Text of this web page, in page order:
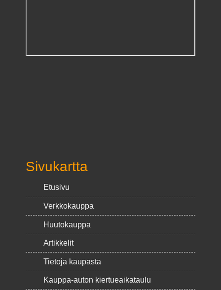
Sivukartta
Etusivu
Verkkokauppa
Huutokauppa
Artikkelit
Tietoja kaupasta
Kauppa-auton kiertueaikataulu